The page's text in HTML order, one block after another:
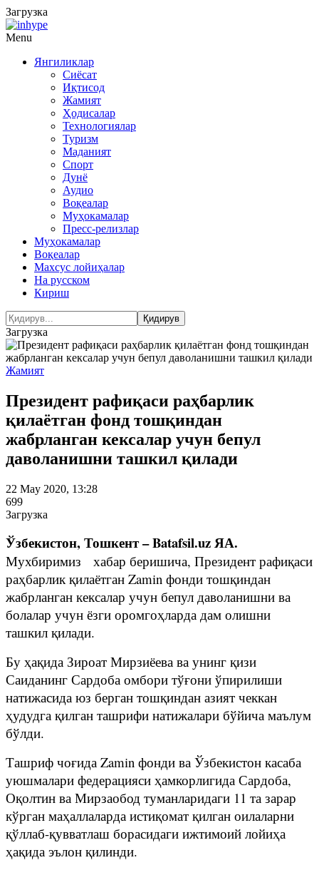
Загрузка
Menu
Янгиликлар
Сиёсат
Иқтисод
Жамият
Ҳодисалар
Технологиялар
Туризм
Маданият
Спорт
Дунё
Аудио
Воқеалар
Муҳокамалар
Пресс-релизлар
Муҳокамалар
Воқеалар
Махсус лойиҳалар
На русском
Кириш
Загрузка
Жамият
Президент рафиқаси раҳбарлик
қилаётган фонд тошқиндан
жабрланган кексалар учун бепул
даволанишни ташкил қилади
22 May 2020, 13:28
699
Загрузка
Ўзбекистон, Тошкент – Batafsil.uz ЯА.
Мухбиримиз хабар беришича, Президент рафиқаси
раҳбарлик қилаётган Zamin фонди тошқиндан
жабрланган кексалар учун бепул даволанишни ва
болалар учун ёзги оромгоҳларда дам олишни
ташкил қилади.
Бу ҳақида Зироат Мирзиёева ва унинг қизи
Саиданинг Сардоба омбори тўғони ўпирилиши
натижасида юз берган тошқиндан азият чеккан
ҳудудга қилган ташрифи натижалари бўйича маълум
бўлди.
Ташриф чоғида Zamin фонди ва Ўзбекистон касаба
уюшмалари федерацияси ҳамкорлигида Сардоба,
Оқолтин ва Мирзаобод туманларидаги 11 та зарар
кўрган маҳаллаларда истиқомат қилган оилаларни
қўллаб-қувватлаш борасидаги ижтимоий лойиҳа
ҳақида эълон қилинди.